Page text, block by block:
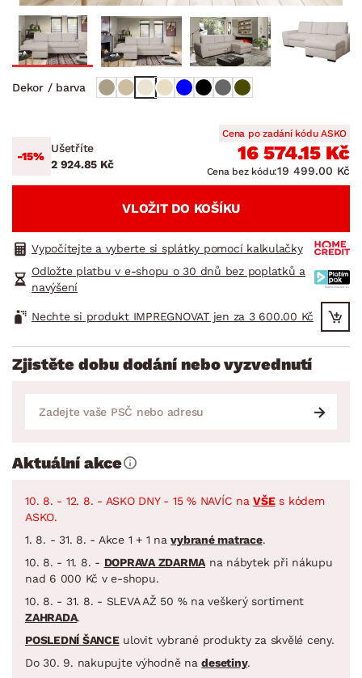
Dekor / barva
-15%
Ušetříte
2 924.85 Kč
Cena po zadání kódu ASKO
16 574.15 Kč
Cena bez kódu:19 499.00 Kč
VLOŽIT DO KOŠÍKU
Vypočítejte a vyberte si splátky pomocí kalkulačky
Odložte platbu v e-shopu o 30 dnů bez poplatků a
navýšení
Nechte si produkt IMPREGNOVAT jen za 3 600.00 Kč
Zjistěte dobu dodání nebo vyzvednutí
Aktuální akce
10. 8. - 12. 8. - ASKO DNY - 15 % NAVÍC naVŠEs kódem
ASKO.
1. 8. - 31. 8. - Akce 1 + 1 navybrané matrace.
10. 8. - 11. 8. - DOPRAVA ZDARMA na nábytek při nákupu
nad 6 000 Kč v e-shopu.
10. 8. - 31. 8. - SLEVA AŽ 50 % na veškerý sortiment
ZAHRADA.
POSLEDNÍ ŠANCEulovit vybrané produkty za skvělé ceny.
Do 30. 9. nakupujte výhodně nadesetiny.